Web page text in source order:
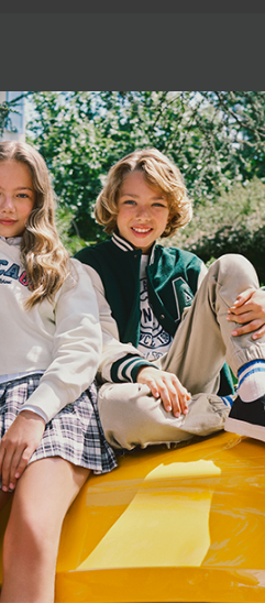
est confectionné en pur coton
mois. Il présente une coupe
la saison printemps-été.
de votre tout-petit.